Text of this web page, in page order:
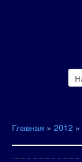
Главная » 2012 »